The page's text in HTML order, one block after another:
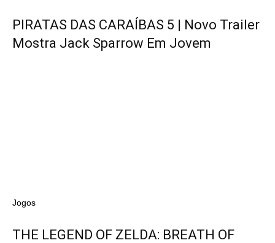
PIRATAS DAS CARAÍBAS 5 | Novo Trailer
Mostra Jack Sparrow Em Jovem
Jogos
THE LEGEND OF ZELDA: BREATH OF